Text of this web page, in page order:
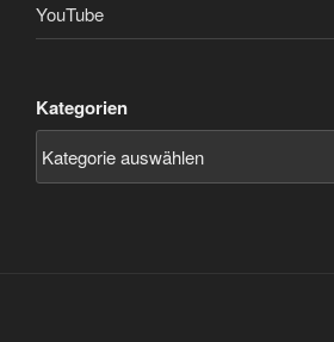
YouTube
Kategorien